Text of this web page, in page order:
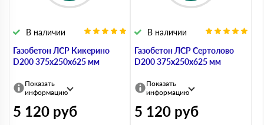
Газобетон ЛСР Кикерино
D200 375х250х625 мм
В наличии
Показать
информацию
5 120 руб
Газобетон ЛСР Сертолово
D200 375х250х625 мм
В наличии
Показать
информацию
5 120 руб